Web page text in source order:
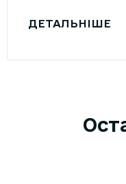
ДЕТАЛЬНІШЕ